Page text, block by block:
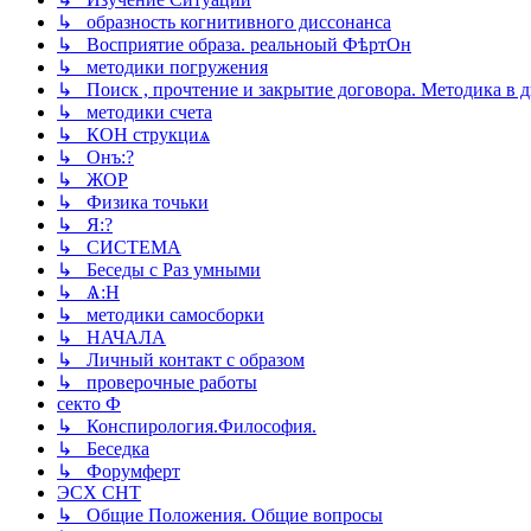
↳ образность когнитивного диссонанса
↳ Восприятие образа. реальноый ФѣртОн
↳ методики погружения
↳ Поиск , прочтение и закрытие договора. Методика в
↳ методики счета
↳ КОН струкциѧ
↳ Онъ:?
↳ ЖОР
↳ Физика точьки
↳ Я:?
↳ СИСТЕМА
↳ Беседы с Раз умными
↳ Ѧ:Н
↳ методики самосборки
↳ НАЧАЛА
↳ Личный контакт с образом
↳ проверочные работы
секто Ф
↳ Конспирология.Философия.
↳ Беседка
↳ Форумферт
ЭСХ СНТ
↳ Общие Положения. Общие вопросы